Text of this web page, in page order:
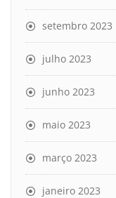
setembro 2023
julho 2023
junho 2023
maio 2023
março 2023
janeiro 2023